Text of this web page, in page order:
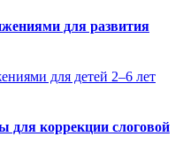
для развития
для детей 2–6 лет
для коррекции слоговой